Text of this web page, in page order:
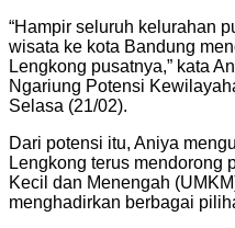
“Hampir seluruh kelurahan
wisata ke kota Bandung
Lengkong pusatnya,” kata
Ngariung Potensi
Selasa (21/02).
Dari potensi itu, Aniya
Lengkong terus mendorong
Kecil dan Menengah
menghadirkan berbagai